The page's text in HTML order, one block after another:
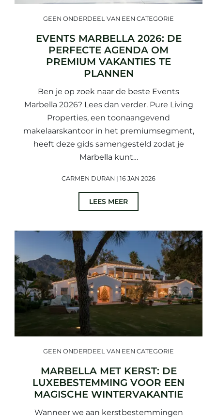
GEEN ONDERDEEL VAN EEN CATEGORIE
EVENTS MARBELLA 2026: DE
PERFECTE AGENDA OM
PREMIUM VAKANTIES TE
PLANNEN
Ben je op zoek naar de beste Events
Marbella 2026? Lees dan verder. Pure Living
Properties, een toonaangevend
makelaarskantoor in het premiumsegment,
heeft deze gids samengesteld zodat je
Marbella kunt…
CARMEN DURAN | 16 JAN 2026
LEES MEER
GEEN ONDERDEEL VAN EEN CATEGORIE
MARBELLA MET KERST: DE
LUXEBESTEMMING VOOR EEN
MAGISCHE WINTERVAKANTIE
Wanneer we aan kerstbestemmingen